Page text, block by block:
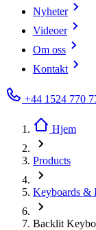
Nyheter
Videoer
Om oss
Kontakt
+44 1524 770
Hjem
Products
Keyboards &
Backlit